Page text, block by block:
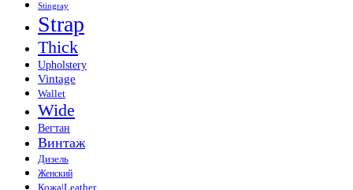
Stingray
Strap
Thick
Upholstery
Vintage
Wallet
Wide
Вегтан
Винтаж
Дизель
Женский